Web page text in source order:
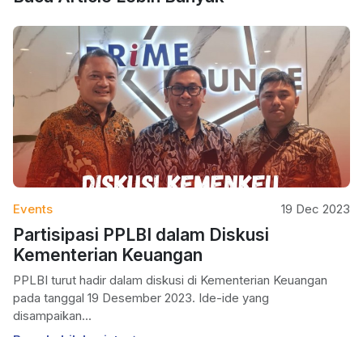
Events 19 Dec 2023
Partisipasi PPLBI dalam Diskusi
Kementerian Keuangan
PPLBI turut hadir dalam diskusi di Kementerian Keuangan
pada tanggal 19 Desember 2023. Ide-ide yang
disampaikan...